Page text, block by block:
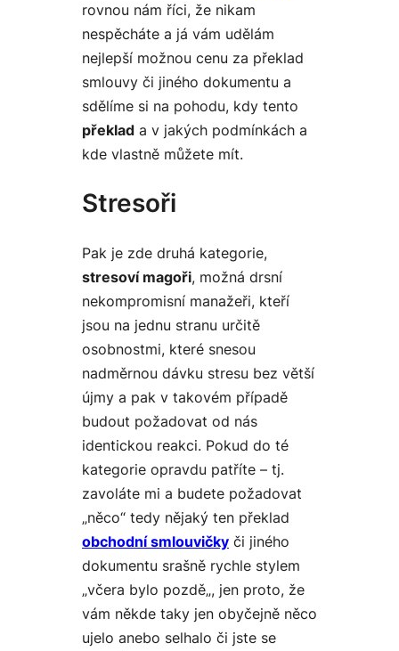
rovnou nám říci, že nikam
nespěcháte a já vám udělám
nejlepší možnou cenu za překlad
smlouvy či jiného dokumentu a
sdělíme si na pohodu, kdy tento
překlad a v jakých podmínkách a
kde vlastně můžete mít.
Stresoři
Pak je zde druhá kategorie,
stresoví magoři, možná drsní
nekompromisní manažeři, kteří
jsou na jednu stranu určitě
osobnostmi, které snesou
nadměrnou dávku stresu bez větší
újmy a pak v takovém případě
budout požadovat od nás
identickou reakci. Pokud do té
kategorie opravdu patříte – tj.
zavoláte mi a budete požadovat
„něco“ tedy nějaký ten překlad
obchodní smlouvičky či jiného
dokumentu srašně rychle stylem
„včera bylo pozdě„, jen proto, že
vám někde taky jen obyčejně něco
ujelo anebo selhalo či jste se